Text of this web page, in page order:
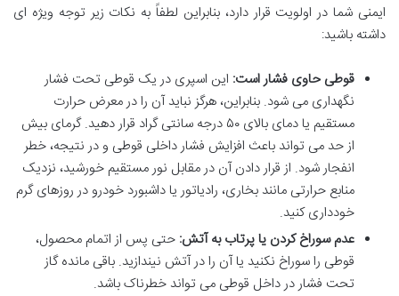
ایمنی شما در اولویت قرار دارد، بنابراین لطفاً به نکات زیر توجه ویژه ای
داشته باشید:
قوطی حاوی فشار است: این اسپری در یک قوطی تحت فشار
نگهداری می شود. بنابراین، هرگز نباید آن را در معرض حرارت
مستقیم یا دمای بالای ۵۰ درجه سانتی گراد قرار دهید. گرمای بیش
از حد می تواند باعث افزایش فشار داخلی قوطی و در نتیجه، خطر
انفجار شود. از قرار دادن آن در مقابل نور مستقیم خورشید، نزدیک
منابع حرارتی مانند بخاری، رادیاتور یا داشبورد خودرو در روزهای گرم
خودداری کنید.
عدم سوراخ کردن یا پرتاب به آتش: حتی پس از اتمام محصول،
قوطی را سوراخ نکنید یا آن را در آتش نیندازید. باقی مانده گاز
تحت فشار در داخل قوطی می تواند خطرناک باشد.